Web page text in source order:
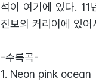
석이 여기에 있다.
진보의 커리어에 있
-수록곡-
1. Neon pink ocean